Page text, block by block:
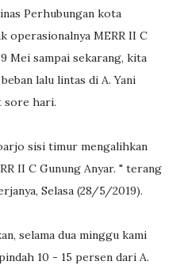
Perhubungan kota
operasionalnya MERR II C
Mei sampai sekarang, kita
lalu lintas di A. Yani
sore hari.
sisi timur mengalihkan
II C Gunung Anyar. " terang
Selasa (28/5/2019).
selama dua minggu kami
10 - 15 persen dari A.